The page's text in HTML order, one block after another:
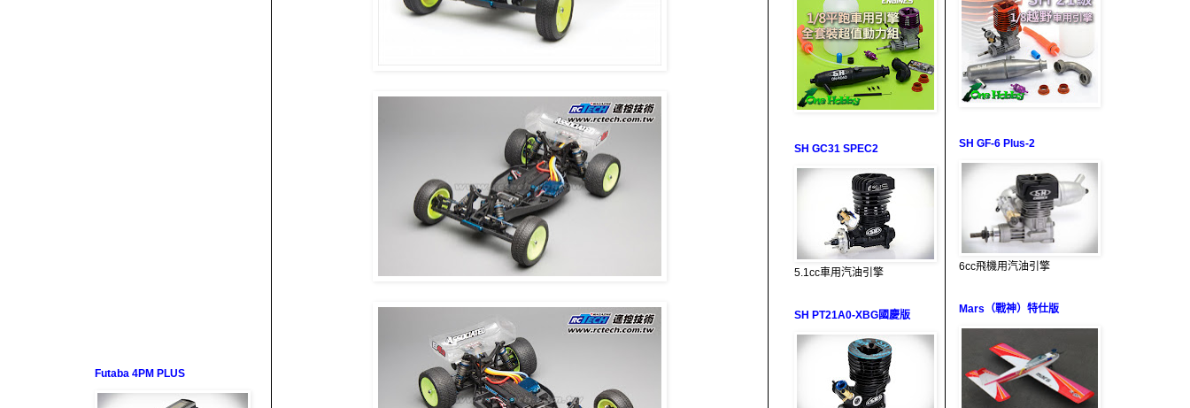
Futaba 4PM PLUS
SH GC31 SPEC2
5.1cc車用汽油引擎
SH PT21A0-XBG國慶版
SH GF-6 Plus-2
6cc飛機用汽油引擎
Mars（戰神）特仕版